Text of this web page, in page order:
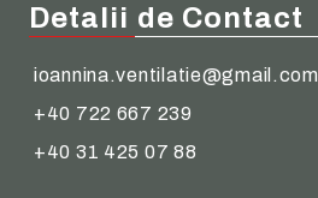
Detalii de Contact
ioannina.ventilatie@gmail.com
+40 722 667 239
+40 31 425 07 88